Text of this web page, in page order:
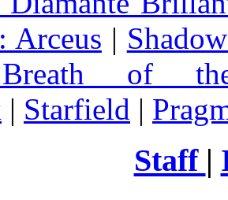
Arceus |
of
| Starfield |
Staff |